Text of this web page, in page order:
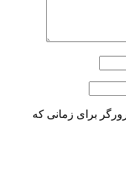
برای زمانی که